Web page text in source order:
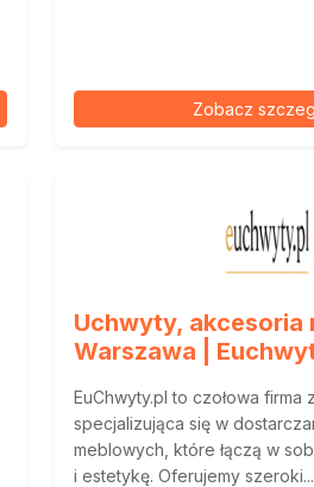
Zobacz
Uchwyty, akcesoria
Warszawa |
EuChwyty.pl to czołowa firma
specjalizująca się w
meblowych, które łączą w
i estetykę. Oferujemy szeroki...